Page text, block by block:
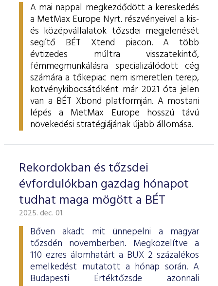
A mai nappal megkezdődött a kereskedés
a MetMax Europe Nyrt. részvényeivel a kis-
és középvállalatok tőzsdei megjelenését
segítő BÉT Xtend piacon. A több
évtizedes múltra visszatekintő,
fémmegmunkálásra specializálódott cég
számára a tőkepiac nem ismeretlen terep,
kötvénykibocsátóként már 2021 óta jelen
van a BÉT Xbond platformján. A mostani
lépés a MetMax Europe hosszú távú
növekedési stratégiájának újabb állomása.
Rekordokban és tőzsdei
évfordulókban gazdag hónapot
tudhat maga mögött a BÉT
2025. dec. 01.
Bőven akadt mit ünnepelni a magyar
tőzsdén novemberben. Megközelítve a
110 ezres álomhatárt a BUX 2 százalékos
emelkedést mutatott a hónap során. A
Budapesti Értéktőzsde azonnali